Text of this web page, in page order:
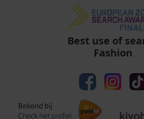
Best use of
Fashion